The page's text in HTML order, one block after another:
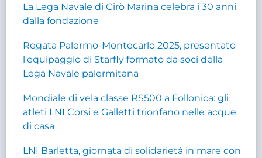
La Lega Navale di Cirò Marina celebra i 30 anni
dalla fondazione
Regata Palermo-Montecarlo 2025, presentato
l'equipaggio di Starfly formato da soci della
Lega Navale palermitana
Mondiale di vela classe RS500 a Follonica: gli
atleti LNI Corsi e Galletti trionfano nelle acque
di casa
LNI Barletta, giornata di solidarietà in mare con